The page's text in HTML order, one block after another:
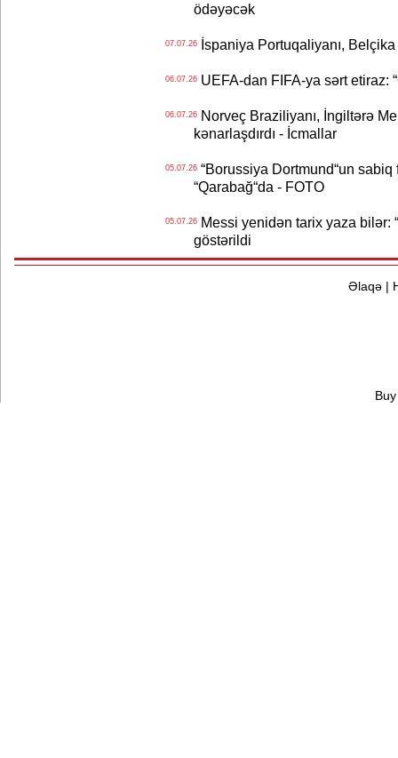
ödəyəcək
07.07.26İspaniya Portuqaliyanı, Belçika
06.07.26UEFA-dan FIFA-ya sərt etiraz:
06.07.26Norveç Braziliyanı, İngiltərə
kənarlaşdırdı - İcmallar
05.07.26“Borussiya Dortmund“un sabiq
“Qarabağ“da - FOTO
05.07.26Messi yenidən tarix yaza bilər:
göstərildi
Əlaqə|